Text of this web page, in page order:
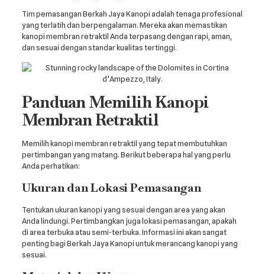
Tim pemasangan Berkah Jaya Kanopi adalah tenaga profesional
yang terlatih dan berpengalaman. Mereka akan memastikan
kanopi membran retraktil Anda terpasang dengan rapi, aman,
dan sesuai dengan standar kualitas tertinggi.
Panduan Memilih Kanopi
Membran Retraktil
Memilih kanopi membran retraktil yang tepat membutuhkan
pertimbangan yang matang. Berikut beberapa hal yang perlu
Anda perhatikan:
Ukuran dan Lokasi Pemasangan
Tentukan ukuran kanopi yang sesuai dengan area yang akan
Anda lindungi. Pertimbangkan juga lokasi pemasangan, apakah
di area terbuka atau semi-terbuka. Informasi ini akan sangat
penting bagi Berkah Jaya Kanopi untuk merancang kanopi yang
sesuai.